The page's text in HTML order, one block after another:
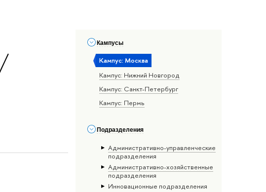
Кампусы
Кампус: Москва
Кампус: Нижний Новгород
Кампус: Санкт-Петербург
Кампус: Пермь
Подразделения
Административно-управленческие
подразделения
Административно-хозяйственные
подразделения
Инновационные подразделения